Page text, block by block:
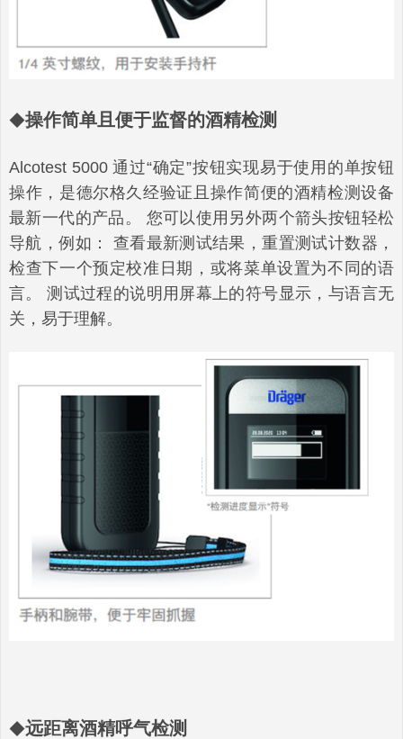
◆操作简单且便于监督的酒精检测
Alcotest 5000 通过“确定”按钮实现易于使用的单按钮
操作，是德尔格久经验证且操作简便的酒精检测设备
最新一代的产品。 您可以使用另外两个箭头按钮轻松
导航，例如： 查看最新测试结果，重置测试计数器，
检查下一个预定校准日期，或将菜单设置为不同的语
言。 测试过程的说明用屏幕上的符号显示，与语言无
关，易于理解。
◆远距离酒精呼气检测